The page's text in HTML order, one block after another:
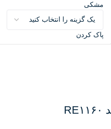
مشکی
پاک کردن